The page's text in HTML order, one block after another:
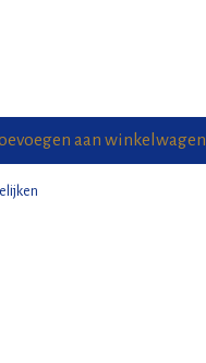
aan winkelwagen